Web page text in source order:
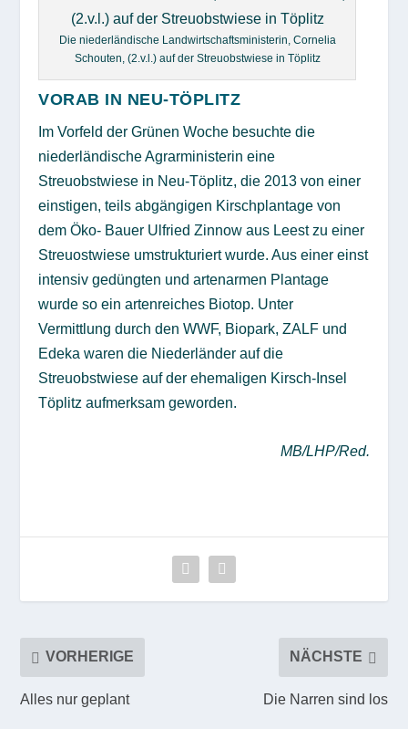
Die niederländische Landwirtschaftsministerin, Cornelia
Schouten, (2.v.l.) auf der Streuobstwiese in Töplitz
VORAB IN NEU-TÖPLITZ
Im Vorfeld der Grünen Woche besuchte die
niederländische Agrarministerin eine
Streuobstwiese in Neu-Töplitz, die 2013 von einer
einstigen, teils abgängigen Kirschplantage von
dem Öko- Bauer Ulfried Zinnow aus Leest zu einer
Streuostwiese umstrukturiert wurde. Aus einer einst
intensiv gedüngten und artenarmen Plantage
wurde so ein artenreiches Biotop. Unter
Vermittlung durch den WWF, Biopark, ZALF und
Edeka waren die Niederländer auf die
Streuobstwiese auf der ehemaligen Kirsch-Insel
Töplitz aufmerksam geworden.
MB/LHP/Red.
VORHERIGE
Alles nur geplant
NÄCHSTE
Die Narren sind los